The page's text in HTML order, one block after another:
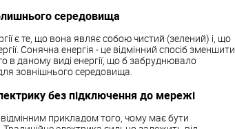
середовища
є те, що вона являє собою чистий (зелений) і, що
Сонячна енергія - це відмінний спосіб зменшити
в даному виді енергії, що б забруднювало
зовнішнього середовища.
без підключення до мережі
прикладом того, чому має бути